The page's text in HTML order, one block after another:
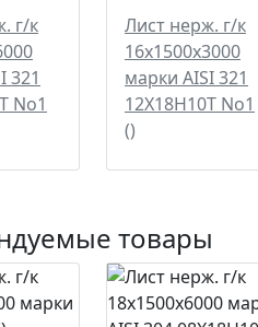
г/к
321
No1
Лист нерж. г/к
16х1500х3000
марки AISI 321
12Х18Н10Т No1
()
товары